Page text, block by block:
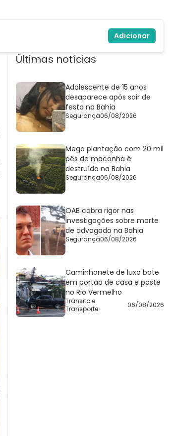
Adicionar
Últimas notícias
Adolescente de 15 anos
desaparece após sair de
festa na Bahia
Segurança06/08/2026
Mega plantação com 20 mil
pés de maconha é
destruída na Bahia
Segurança06/08/2026
OAB cobra rigor nas
investigações sobre morte
de advogado na Bahia
Segurança06/08/2026
Caminhonete de luxo bate
em portão de casa e poste
no Rio Vermelho
Trânsito e
Transporte
06/08/2026